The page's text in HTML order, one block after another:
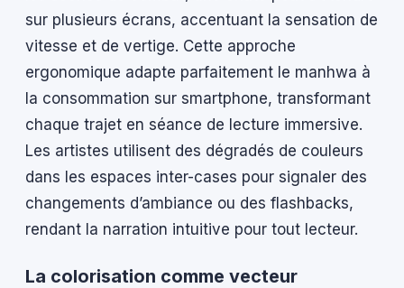
sur plusieurs écrans, accentuant la sensation de
vitesse et de vertige. Cette approche
ergonomique adapte parfaitement le manhwa à
la consommation sur smartphone, transformant
chaque trajet en séance de lecture immersive.
Les artistes utilisent des dégradés de couleurs
dans les espaces inter-cases pour signaler des
changements d’ambiance ou des flashbacks,
rendant la narration intuitive pour tout lecteur.
La colorisation comme vecteur